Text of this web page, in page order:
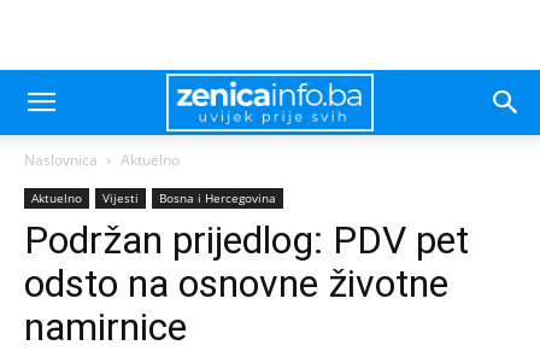
Naslovnica Aktuelno
Aktuelno Vijesti Bosna i Hercegovina
Podržan prijedlog: PDV pet
odsto na osnovne životne
namirnice